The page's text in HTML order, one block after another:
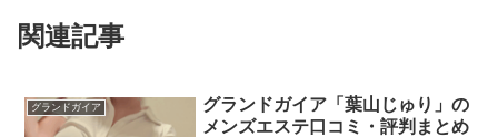
関連記事
グランドガイア
グランドガイア「葉山じゅり」の
メンズエステ口コミ・評判まとめ